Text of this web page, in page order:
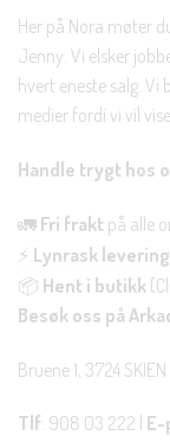
Her på Nora møter
Jenny. Vi elsker
hvert eneste salg. Vi
medier fordi vi vil
Handle trygt hos
🚛 Fri frakt på alle
⚡ Lynrask levering
📦 Hent i butikk
Besøk oss på
Bruene 1, 3724 SKIEN
Tlf: 908 03 222 |